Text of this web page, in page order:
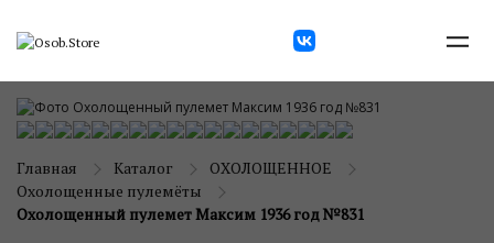
Главная Каталог
ОХОЛОЩЕННОЕ
Охолощенные пулемёты
Охолощенный пулемет Максим 1936 год №831